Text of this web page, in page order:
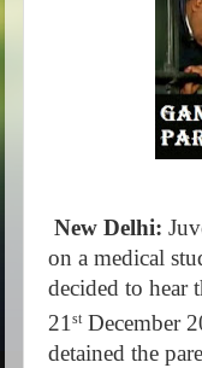
New Delhi:
on a medical
decided to hear
21 st December
detained the